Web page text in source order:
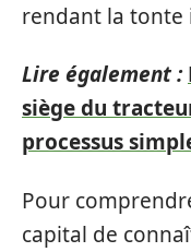
rendant la tonte
Lire également :
siège du
processus
Pour
capital de